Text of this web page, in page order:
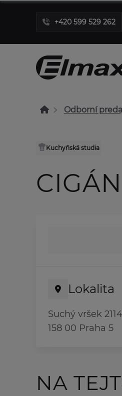
+420 599 529 262
Odborní
Kuchyňská studia
Lokalita
Suchý vršek
158 00 Praha 5
NA